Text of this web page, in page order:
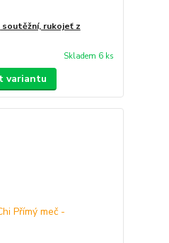
soutěžní, rukojeť z
Skladem 6 ks
variantu